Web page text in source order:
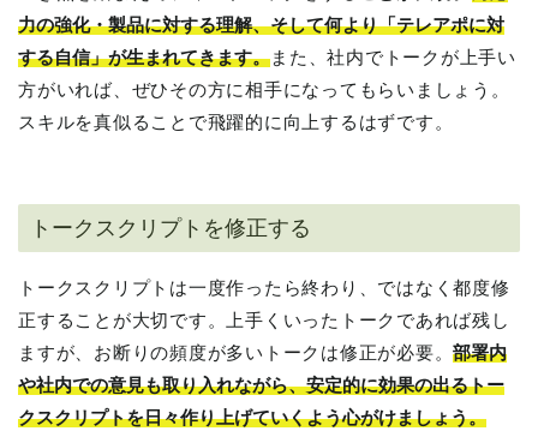
力の強化・製品に対する理解、そして何より「テレアポに対
する自信」が生まれてきます。また、社内でトークが上手い
方がいれば、ぜひその方に相手になってもらいましょう。
スキルを真似ることで飛躍的に向上するはずです。
トークスクリプトを修正する
トークスクリプトは一度作ったら終わり、ではなく都度修
正することが大切です。上手くいったトークであれば残し
ますが、お断りの頻度が多いトークは修正が必要。部署内
や社内での意見も取り入れながら、安定的に効果の出るトー
クスクリプトを日々作り上げていくよう心がけましょう。